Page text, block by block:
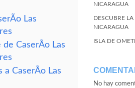
Las
CaserÃ­o Las
a CaserÃ­o Las
NICARAGUA
DESCUBRE
NICARAGUA
ISLA DE
No hay